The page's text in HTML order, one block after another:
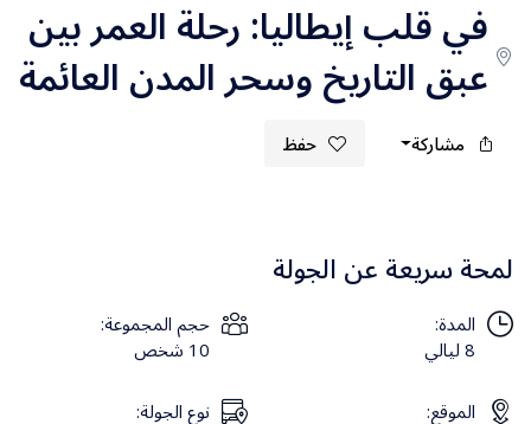
تواصل معانا
في قلب إيطاليا: رحلة العمر بين
عبق التاريخ وسحر المدن العائمة
مشاركة حفظ
لمحة سريعة عن الجولة
المدة:
8 ليالي
حجم المجموعة:
10 شخص
الموقع:
نوع الجولة: